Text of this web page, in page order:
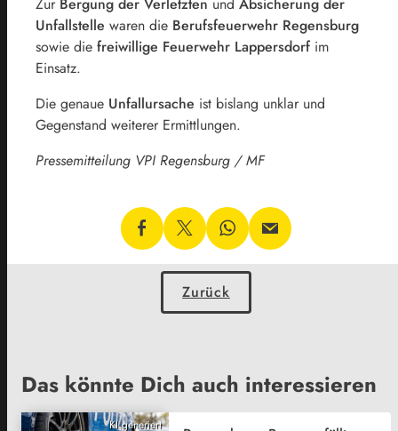
Unfallstelle waren die Berufsfeuerwehr Regensburg
sowie die freiwillige Feuerwehr Lappersdorf im
Einsatz.
Die genaue Unfallursache ist bislang unklar und
Gegenstand weiterer Ermittlungen.
Pressemitteilung VPI Regensburg / MF
Zurück
Das könnte Dich auch interessieren
KI generiert